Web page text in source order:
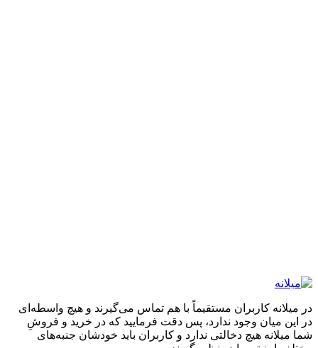
در میلانه کاربران مستقیماً با هم تماس می‌گیرند و هیچ واسطه‌ای
در این میان وجود ندارد، پس دقت فرمایید که در خرید و فروشِ
شما میلانه هیچ دخالتی ندارد و کاربران باید خودشان جنبه‌های